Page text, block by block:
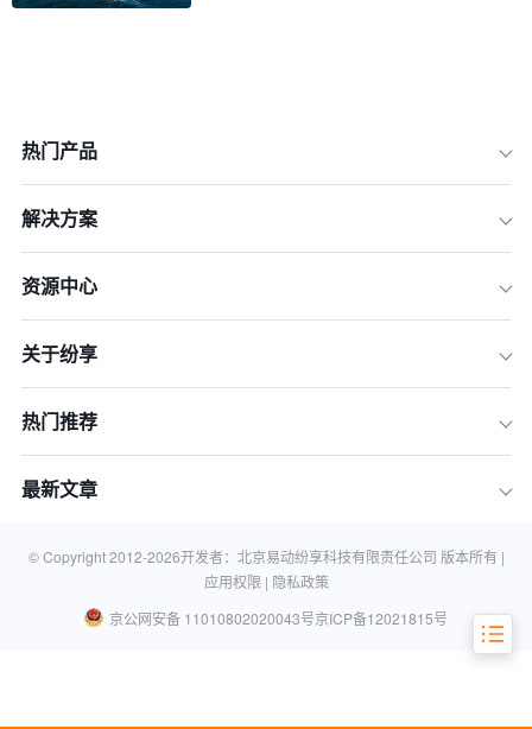
梁
聚团队的核心力量
五、培养跨文化人才：打造团队的 “文
六、尊重与融合：构建多元文化生态
常见问题解答
热门产品
解决方案
资源中心
关于纷享
热门推荐
最新文章
© Copyright 2012-2026开发者：北京易动纷享科技有限责任公司 版本所有 |
应用权限 | 隐私政策
京公网安备 11010802020043号京ICP备12021815号